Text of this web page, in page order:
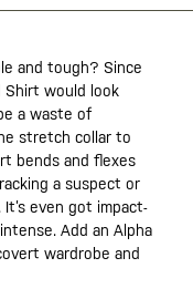
and tough? Since
Shirt would look
a waste of
stretch collar to
bends and flexes
a suspect or
even got impact-
Add an Alpha
wardrobe and